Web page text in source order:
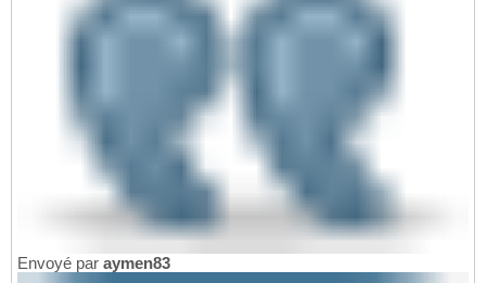
Envoyé par aymen83